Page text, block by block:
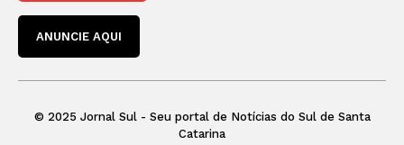
ANUNCIE AQUI
© 2025 Jornal Sul - Seu portal de Notícias do Sul de Santa
Catarina